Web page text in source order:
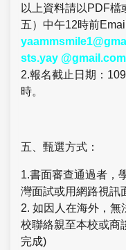
以上資料請以PDF檔
五）中午12時前
sts.yay
2.報名截止日期：
時。
五、甄選方式：
1.書面審查通過者，
灣面試或用網路視訊
2. 如因人在海外，
校聯絡親至本校或商
完成)